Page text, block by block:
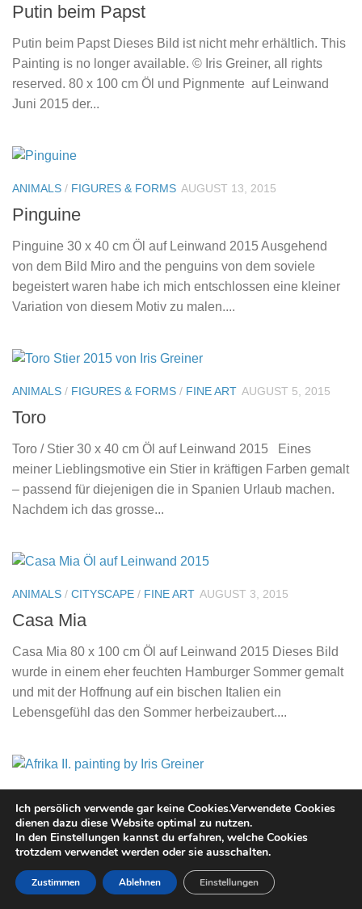
Putin beim Papst
Putin beim Papst Dieses Bild ist nicht mehr erhältlich. This
Painting is no longer available. © Iris Greiner, all rights
reserved. 80 x 100 cm Öl und Pignmente auf Leinwand
Juni 2015 der...
ANIMALS / FIGURES & FORMS AUGUST 13, 2015
Pinguine
Pinguine 30 x 40 cm Öl auf Leinwand 2015 Ausgehend
von dem Bild Miro and the penguins von dem soviele
begeistert waren habe ich mich entschlossen eine kleiner
Variation von diesem Motiv zu malen....
ANIMALS / FIGURES & FORMS / FINE ART AUGUST 5, 2015
Toro
Toro / Stier 30 x 40 cm Öl auf Leinwand 2015 Eines
meiner Lieblingsmotive ein Stier in kräftigen Farben gemalt
– passend für diejenigen die in Spanien Urlaub machen.
Nachdem ich das grosse...
ANIMALS / CITYSCAPE / FINE ART AUGUST 3, 2015
Casa Mia
Casa Mia 80 x 100 cm Öl auf Leinwand 2015 Dieses Bild
wurde in einem eher feuchten Hamburger Sommer gemalt
und mit der Hoffnung auf ein bischen Italien ein
Lebensgefühl das den Sommer herbeizaubert....
Afrika II.
Afrika II. „Sie kommen…..“ Öl auf Holz ( gerahmt ) 110 x
109 cm 2015 2 zusammengehörende Bilder Afrika i. +
Afrika II. Wie genau Leben die Menschen in Afrike. Warum
Ich persölich verwende gar keine Cookies.Verwendete Cookies
dienen dazu diese Website optimal zu nutzen.
In den Einstellungen kannst du erfahren, welche Cookies
trotzdem verwendet werden oder sie ausschalten.
Zustimmen Ablehnen Einstellungen